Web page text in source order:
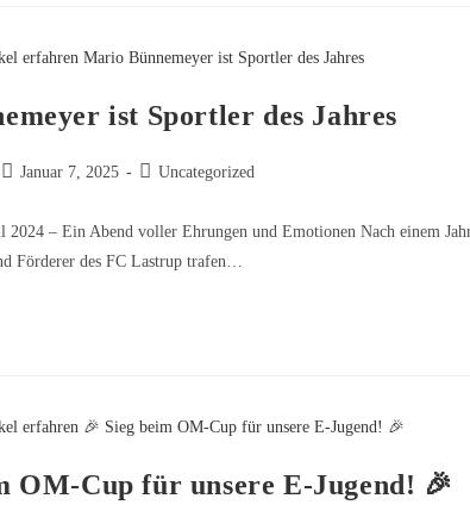
ist Sportler des Jahres
Januar 7, 2025 Uncategorized
– Ein Abend voller Ehrungen und Emotionen Nach einem
Förderer des FC Lastrup trafen…
OM-Cup für unsere E-Jugend! 🎉